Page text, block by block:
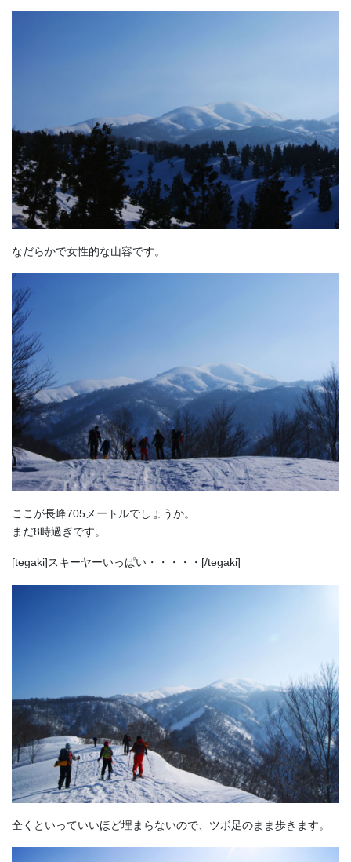
なだらかで女性的な山容です。
ここが長峰705メートルでしょうか。
まだ8時過ぎです。
[tegaki]スキーヤーいっぱい・・・・・[/tegaki]
全くといっていいほど埋まらないので、ツボ足のまま歩きます。